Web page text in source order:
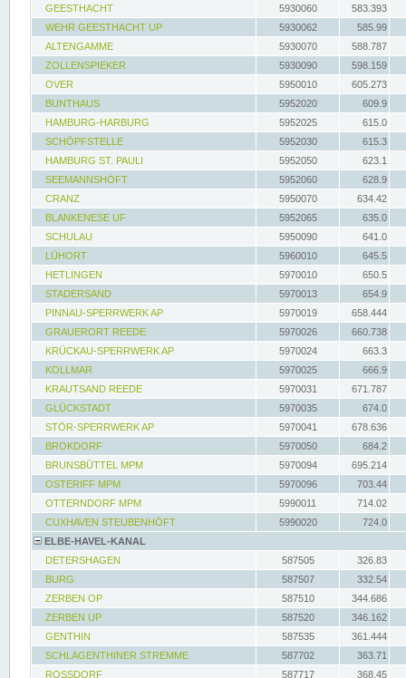
GEESTHACHT
5930060
583.393
WEHR GEESTHACHT UP
5930062
585.99
ALTENGAMME
5930070
588.787
ZOLLENSPIEKER
5930090
598.159
OVER
5950010
605.273
BUNTHAUS
5952020
609.9
HAMBURG-HARBURG
5952025
615.0
SCHÖPFSTELLE
5952030
615.3
HAMBURG ST. PAULI
5952050
623.1
SEEMANNSHÖFT
5952060
628.9
CRANZ
5950070
634.42
BLANKENESE UF
5952065
635.0
SCHULAU
5950090
641.0
LÜHORT
5960010
645.5
HETLINGEN
5970010
650.5
STADERSAND
5970013
654.9
PINNAU-SPERRWERK AP
5970019
658.444
GRAUERORT REEDE
5970026
660.738
KRÜCKAU-SPERRWERK AP
5970024
663.3
KOLLMAR
5970025
666.9
KRAUTSAND REEDE
5970031
671.787
GLÜCKSTADT
5970035
674.0
STÖR-SPERRWERK AP
5970041
678.636
BROKDORF
5970050
684.2
BRUNSBÜTTEL MPM
5970094
695.214
OSTERIFF MPM
5970096
703.44
OTTERNDORF MPM
5990011
714.02
CUXHAVEN STEUBENHÖFT
5990020
724.0
ELBE-HAVEL-KANAL
DETERSHAGEN
587505
326.83
BURG
587507
332.54
ZERBEN OP
587510
344.686
ZERBEN UP
587520
346.162
GENTHIN
587535
361.444
SCHLAGENTHINER STREMME
587702
363.71
ROSSDORF
587717 368.45